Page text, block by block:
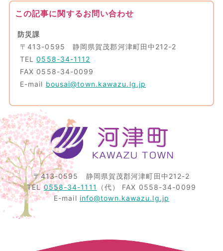
この記事に関するお問い合わせ
防災課
〒413-0595 静岡県賀茂郡河津町田中212-2
TEL0558-34-1112
FAX 0558-34-0099
E-mail bousai@town.kawazu.lg.jp
〒413-0595 静岡県賀茂郡河津町田中212-2
TEL0558-34-1111 （代） FAX 0558-34-0099
E-mail info@town.kawazu.lg.jp